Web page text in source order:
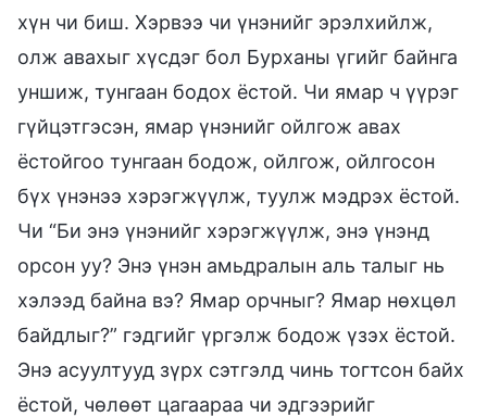
хүн чи биш. Хэрвээ чи үнэнийг эрэлхийлж,
олж авахыг хүсдэг бол Бурханы үгийг байнга
уншиж, тунгаан бодох ёстой. Чи ямар ч үүрэг
гүйцэтгэсэн, ямар үнэнийг ойлгож авах
ёстойгоо тунгаан бодож, ойлгож, ойлгосон
бүх үнэнээ хэрэгжүүлж, туулж мэдрэх ёстой.
Чи “Би энэ үнэнийг хэрэгжүүлж, энэ үнэнд
орсон уу? Энэ үнэн амьдралын аль талыг нь
хэлээд байна вэ? Ямар орчныг? Ямар нөхцөл
байдлыг?” гэдгийг үргэлж бодож үзэх ёстой.
Энэ асуултууд зүрх сэтгэлд чинь тогтсон байх
ёстой, чөлөөт цагаараа чи эдгээрийг